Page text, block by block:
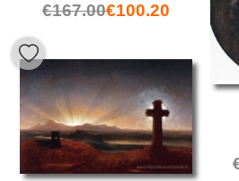
€167.00€100.20